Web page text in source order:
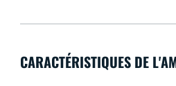
CARACTÉRISTIQUES DE